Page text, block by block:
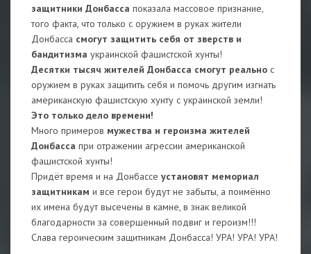
защитники Донбасса показала массовое признание,
того факта, что только с оружием в руках жители
Донбасса смогут защитить себя от зверств и
бандитизма украинской фашистской хунты!
Десятки тысяч жителей Донбасса смогут реально с
оружием в руках защитить себя и помочь другим изгнать
американскую фашистскую хунту с украинской земли!
Это только дело времени!
Много примеров мужества и героизма жителей
Донбасса при отражении агрессии американской
фашистской хунты!
Придёт время и на Донбассе установят мемориал
защитникам и все герои будут не забыты, а поимённо
их имена будут высечены в камне, в знак великой
благодарности за совершенный подвиг и героизм!!!
Слава героическим защитникам Донбасса! УРА! УРА! УРА!